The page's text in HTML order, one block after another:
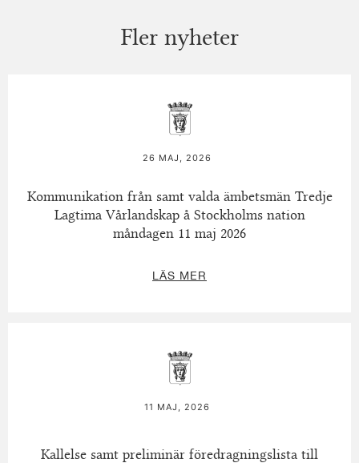
Fler nyheter
26 MAJ, 2026
Kommunikation från samt valda ämbetsmän Tredje
Lagtima Vårlandskap å Stockholms nation
måndagen 11 maj 2026
LÄS MER
11 MAJ, 2026
Kallelse samt preliminär föredragningslista till